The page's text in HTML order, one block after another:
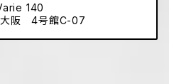
140
大阪 4号館C-07